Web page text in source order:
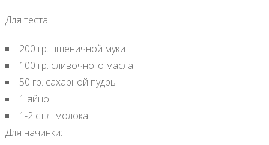
Для теста:
200 гр. пшеничной муки
100 гр. сливочного масла
50 гр. сахарной пудры
1 яйцо
1-2 ст.л. молока
Для начинки: